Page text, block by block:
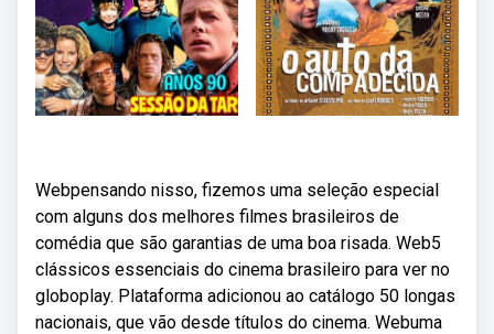
Webpensando nisso, fizemos uma seleção especial
com alguns dos melhores filmes brasileiros de
comédia que são garantias de uma boa risada. Web5
clássicos essenciais do cinema brasileiro para ver no
globoplay. Plataforma adicionou ao catálogo 50 longas
nacionais, que vão desde títulos do cinema. Webuma